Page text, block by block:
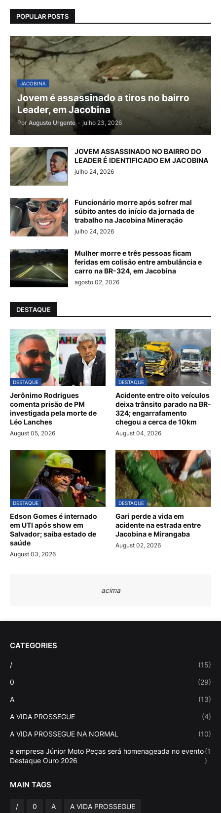
POPULAR POSTS
JACOBINA
Jovem é assassinado a tiros no bairro
Leader, em Jacobina
Por Augusto Urgente - julho 23, 2026
JOVEM ASSASSINADO NO BAIRRO DO
LEADER É IDENTIFICADO EM JACOBINA
julho 24, 2026
Funcionário morre após sofrer mal
súbito antes do início da jornada de
trabalho na Jacobina Mineração
julho 24, 2026
Mulher morre e três pessoas ficam
feridas em colisão entre ambulância e
carro na BR-324, em Jacobina
agosto 02, 2026
DESTAQUE
DESTAQUE
Jerônimo Rodrigues
comenta prisão de PM
investigada pela morte de
Léo Lanches
August 05, 2026
DESTAQUE
Acidente entre oito veículos
deixa trânsito parado na BR-
324; engarrafamento
chegou a cerca de 10km
August 04, 2026
DESTAQUE
Edson Gomes é internado
em UTI após show em
Salvador; saiba estado de
saúde
August 03, 2026
DESTAQUE
Gari perde a vida em
acidente na estrada entre
Jacobina e Mirangaba
August 02, 2026
acima
CATEGORIES
/ (15)
0 (29)
A (13)
A VIDA PROSSEGUE (4)
A VIDA PROSSEGUE NA NORMAL (10)
a empresa Júnior Moto Peças será homenageada no evento
Destaque Ouro 2026
(1
)
MAIN TAGS
/ 0 A
A VIDA PROSSEGUE